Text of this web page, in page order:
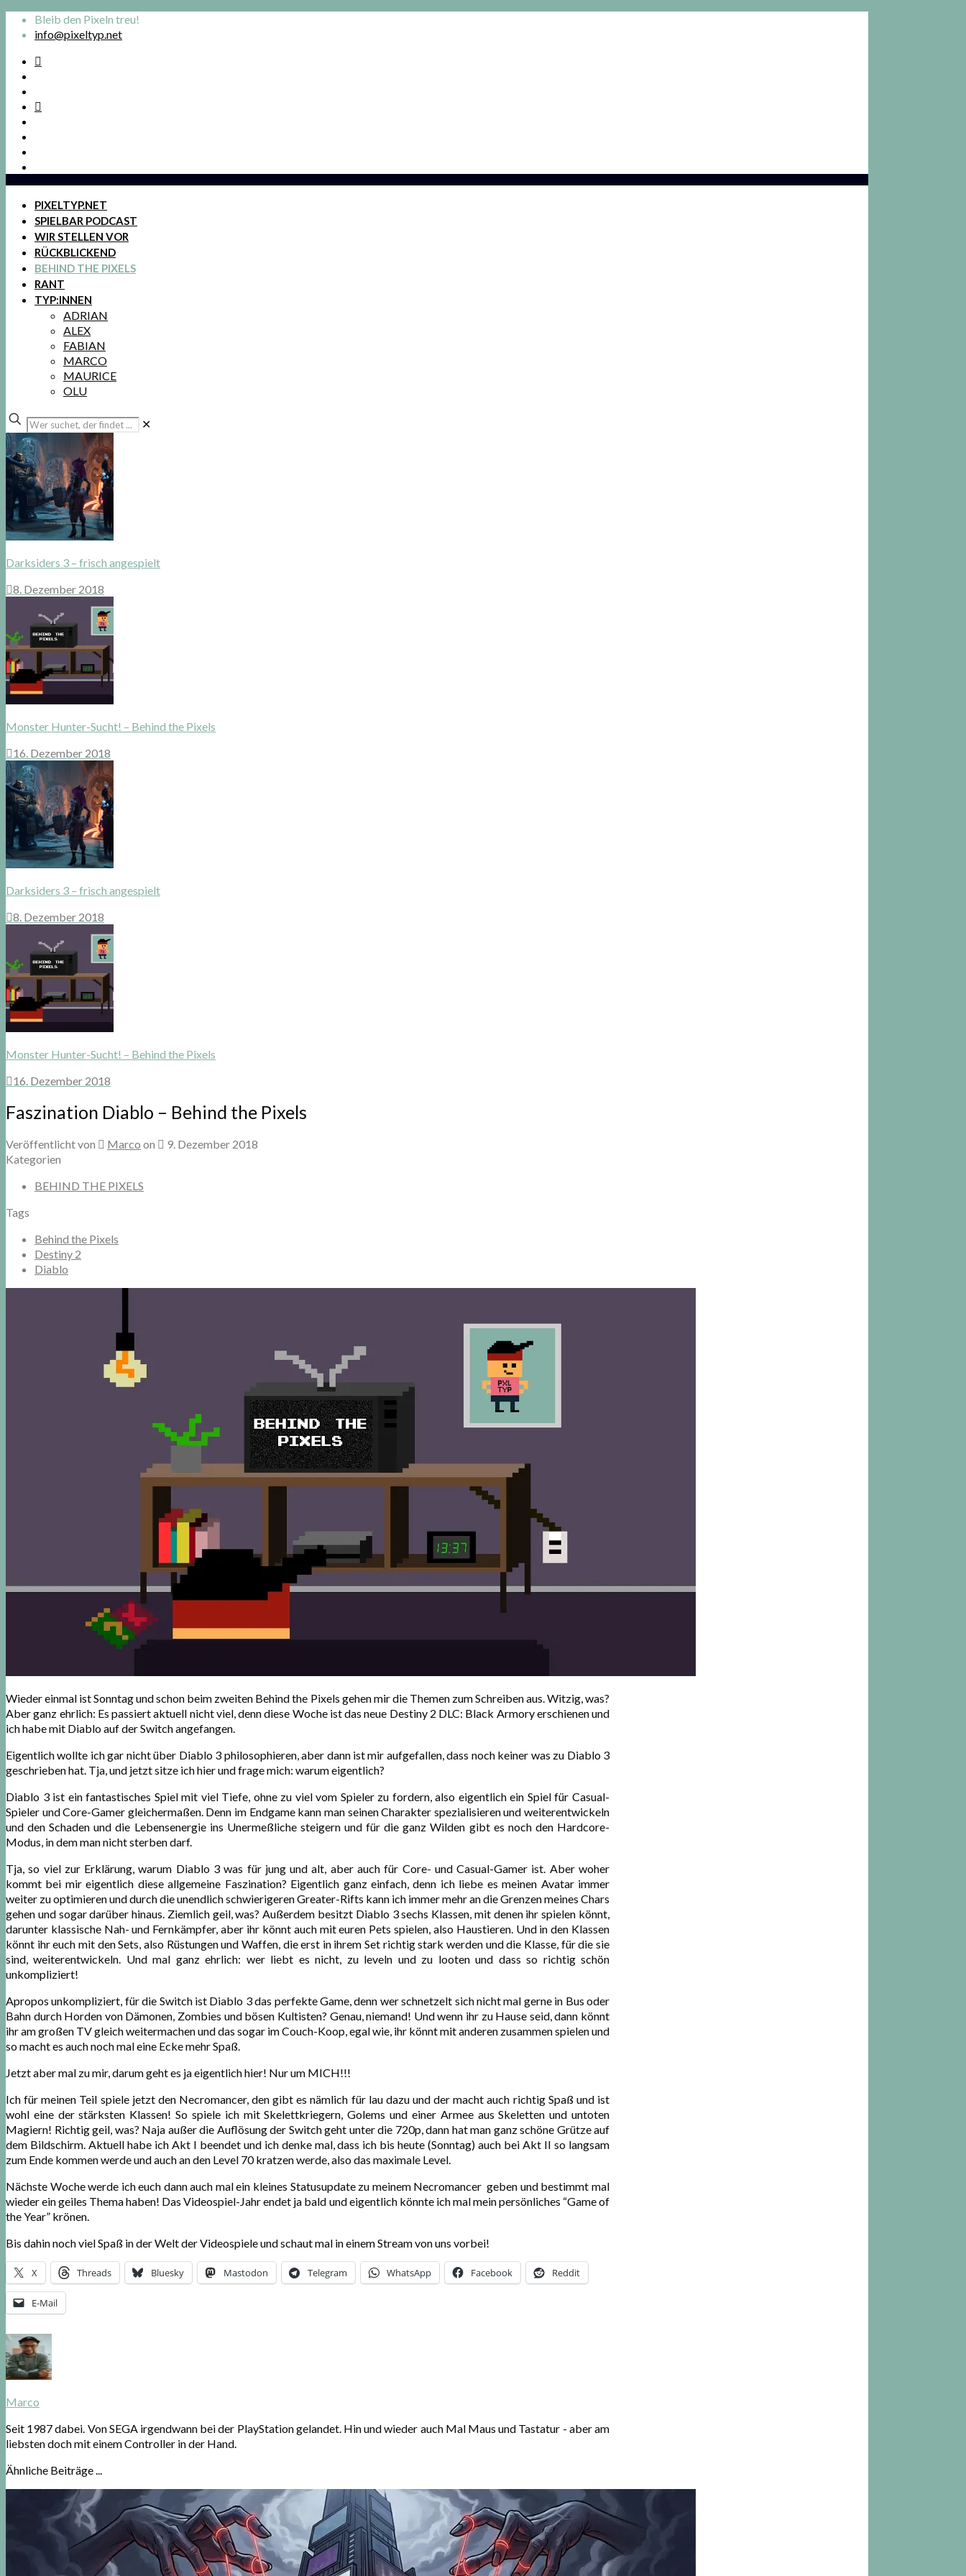
Bleib den Pixeln treu!
info@pixeltyp.net
PIXELTYP.NET
SPIELBAR PODCAST
WIR STELLEN VOR
RÜCKBLICKEND
BEHIND THE PIXELS
RANT
TYP:INNEN
ADRIAN
ALEX
FABIAN
MARCO
MAURICE
OLU
Wer
suchet,
der
findet
...
✕
Darksiders 3 – frisch angespielt
8. Dezember 2018
Monster Hunter-Sucht! – Behind the Pixels
16. Dezember 2018
Darksiders 3 – frisch angespielt
8. Dezember 2018
Monster Hunter-Sucht! – Behind the Pixels
16. Dezember 2018
Faszination Diablo – Behind the Pixels
Veröffentlicht von Marco on
9. Dezember 2018
Kategorien
BEHIND THE PIXELS
Tags
Behind the Pixels
Destiny 2
Diablo
Wieder einmal ist Sonntag und schon beim zweiten Behind the Pixels gehen mir die Themen zum Schreiben aus. Witzig, was?
Aber ganz ehrlich: Es passiert aktuell nicht viel, denn diese Woche ist das neue Destiny 2 DLC: Black Armory erschienen und
ich habe mit Diablo auf der Switch angefangen.
Eigentlich wollte ich gar nicht über Diablo 3 philosophieren, aber dann ist mir aufgefallen, dass noch keiner was zu Diablo 3
geschrieben hat. Tja, und jetzt sitze ich hier und frage mich: warum eigentlich?
Diablo 3 ist ein fantastisches Spiel mit viel Tiefe, ohne zu viel vom Spieler zu fordern, also eigentlich ein Spiel für Casual-
Spieler und Core-Gamer gleichermaßen. Denn im Endgame kann man seinen Charakter spezialisieren und weiterentwickeln
und den Schaden und die Lebensenergie ins Unermeßliche steigern und für die ganz Wilden gibt es noch den Hardcore-
Modus, in dem man nicht sterben darf.
Tja, so viel zur Erklärung, warum Diablo 3 was für jung und alt, aber auch für Core- und Casual-Gamer ist. Aber woher
kommt bei mir eigentlich diese allgemeine Faszination? Eigentlich ganz einfach, denn ich liebe es meinen Avatar immer
weiter zu optimieren und durch die unendlich schwierigeren Greater-Rifts kann ich immer mehr an die Grenzen meines Chars
gehen und sogar darüber hinaus. Ziemlich geil, was? Außerdem besitzt Diablo 3 sechs Klassen, mit denen ihr spielen könnt,
darunter klassische Nah- und Fernkämpfer, aber ihr könnt auch mit euren Pets spielen, also Haustieren. Und in den Klassen
könnt ihr euch mit den Sets, also Rüstungen und Waffen, die erst in ihrem Set richtig stark werden und die Klasse, für die sie
sind, weiterentwickeln. Und mal ganz ehrlich: wer liebt es nicht, zu leveln und zu looten und dass so richtig schön
unkompliziert!
Apropos unkompliziert, für die Switch ist Diablo 3 das perfekte Game, denn wer schnetzelt sich nicht mal gerne in Bus oder
Bahn durch Horden von Dämonen, Zombies und bösen Kultisten? Genau, niemand! Und wenn ihr zu Hause seid, dann könnt
ihr am großen TV gleich weitermachen und das sogar im Couch-Koop, egal wie, ihr könnt mit anderen zusammen spielen und
so macht es auch noch mal eine Ecke mehr Spaß.
Jetzt aber mal zu mir, darum geht es ja eigentlich hier! Nur um MICH!!!
Ich für meinen Teil spiele jetzt den Necromancer, den gibt es nämlich für lau dazu und der macht auch richtig Spaß und ist
wohl eine der stärksten Klassen! So spiele ich mit Skelettkriegern, Golems und einer Armee aus Skeletten und untoten
Magiern! Richtig geil, was? Naja außer die Auflösung der Switch geht unter die 720p, dann hat man ganz schöne Grütze auf
dem Bildschirm. Aktuell habe ich Akt I beendet und ich denke mal, dass ich bis heute (Sonntag) auch bei Akt II so langsam
zum Ende kommen werde und auch an den Level 70 kratzen werde, also das maximale Level.
Nächste Woche werde ich euch dann auch mal ein kleines Statusupdate zu meinem Necromancer geben und bestimmt mal
wieder ein geiles Thema haben! Das Videospiel-Jahr endet ja bald und eigentlich könnte ich mal mein persönliches “Game of
the Year” krönen.
Bis dahin noch viel Spaß in der Welt der Videospiele und schaut mal in einem Stream von uns vorbei!
X Threads Bluesky Mastodon Telegram WhatsApp Facebook Reddit
E-Mail
Marco
Seit 1987 dabei. Von SEGA irgendwann bei der PlayStation gelandet. Hin und wieder auch Mal Maus und Tastatur - aber am
liebsten doch mit einem Controller in der Hand.
Ähnliche Beiträge ...